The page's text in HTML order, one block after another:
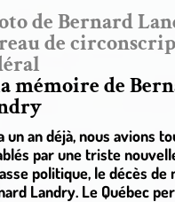
de Bernard
de
mémoire de
un an déjà, nous avions
par une triste
politique, le décès de
Landry. Le Québec